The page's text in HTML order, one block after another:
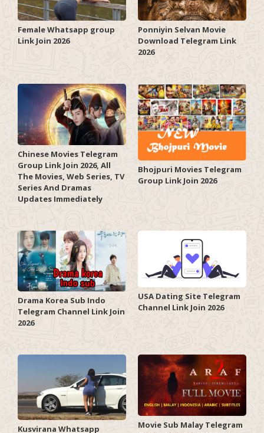
Female Whatsapp group
Link Join 2026
Ponniyin Selvan Movie
Download Telegram Link
2026
Chinese Movies Telegram
Group Link Join 2026, All
The Movies, Web Series, TV
Series And Dramas
Updates Immediately
Bhojpuri Movies Telegram
Group Link Join 2026
Drama Korea Sub Indo
Telegram Channel Link Join
2026
USA Dating Site Telegram
Channel Link Join 2026
Kusvirana Whatsapp
Movie Sub Malay Telegram